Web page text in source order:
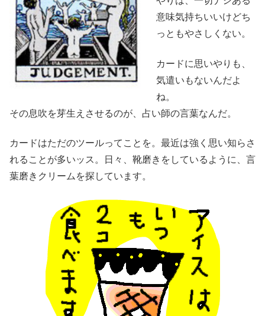
意味気持ちいいけどち
っともやさしくない。
カードに思いやりも、
気遣いもないんだよ
ね。
その息吹を芽生えさせるのが、占い師の言葉なんだ。
カードはただのツールってことを。最近は強く思い知らさ
れることが多いッス。日々、靴磨きをしているように、言
葉磨きクリームを探しています。